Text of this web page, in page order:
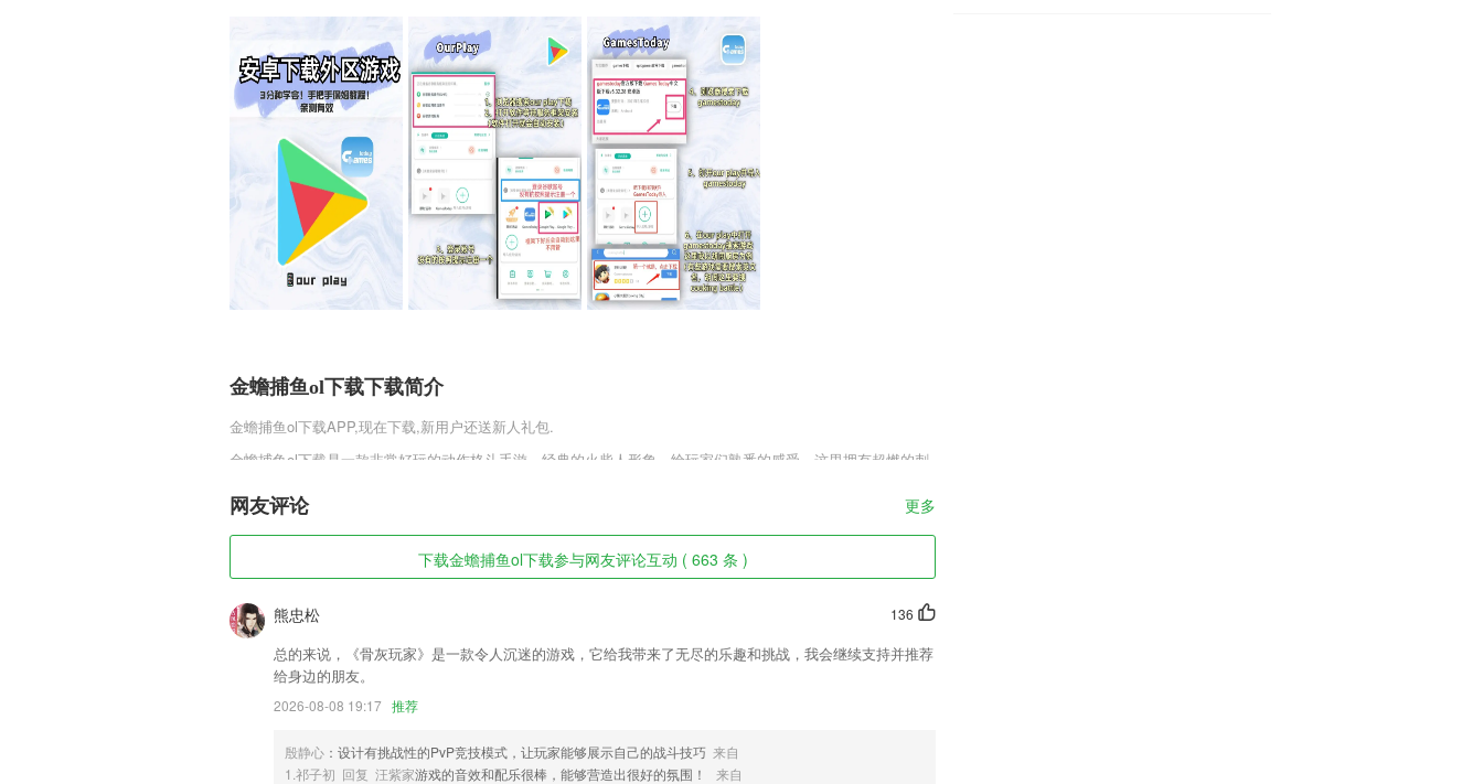
金蟾捕鱼ol下载下载简介
金蟾捕鱼ol下载APP,现在下载,新用户还送新人礼包.
金蟾捕鱼ol下载是一款非常好玩的动作格斗手游，经典的火柴人形象，给玩家们熟悉的感受，这里拥有超燃的刺
格斗的小伙伴们快点来这里体验吧。
金蟾捕鱼ol下载软件特色
1,基于企业实际情况的，专为2265企业量身打造的办公系统!
2,一站式满足2265用户收款、信用卡管理等各类支付所需。
3,【订单统一处理】待处理订单及时跟进，不错过1个订单
4,通过图文的推送家庭作业到家长APP或微信；
5,365体育官网入口是一款三国策略游戏，通过不断的招兵买马，快速获得更多的城池，打造史上最好玩的三国
6,免费图书，分类全，干货多，针对强，随时随地阅读
网友评论 更多
下载金蟾捕鱼ol下载参与网友评论互动 ( 663 条 )
136
熊忠松
总的来说，《骨灰玩家》是一款令人沉迷的游戏，它给我带来了无尽的乐趣和挑战，我会继续支持并推荐
给身边的朋友。
2026-08-08 19:17 推荐
殷静心 ：设计有挑战性的PvP竞技模式，让玩家能够展示自己的战斗技巧 来自
1.祁子初 回复 汪紫家游戏的音效和配乐很棒，能够营造出很好的氛围！
来自